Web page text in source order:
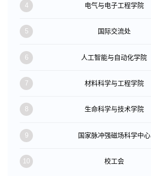
4 电气与电子工程学院
5 国际交流处
6 人工智能与自动化学院
7 材料科学与工程学院
8 生命科学与技术学院
9 国家脉冲强磁场科学中心
10 校工会